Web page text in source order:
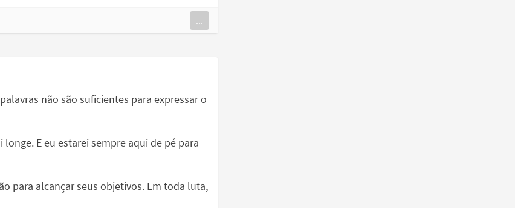
...
não são suficientes para expressar o
E eu estarei sempre aqui de pé para
para alcançar seus objetivos. Em toda luta,